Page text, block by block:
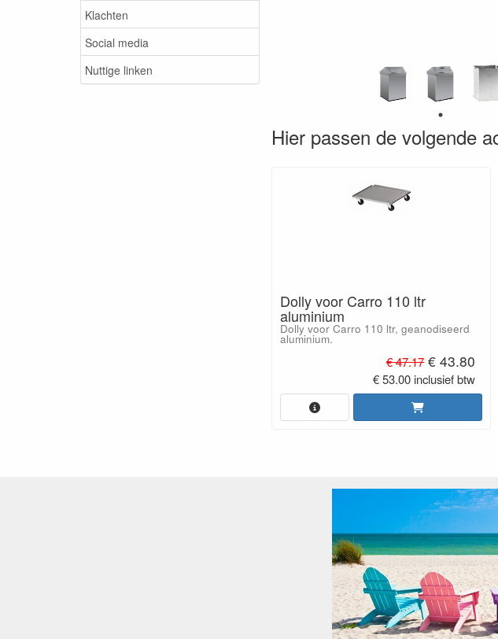
Klachten
Social media
Nuttige linken
Hier passen de volgende
Dolly voor Carro 110 ltr
aluminium
Dolly voor Carro 110 ltr, geanodiseerd
aluminium.
€ 47.17€ 43.80
€ 53.00 inclusief btw